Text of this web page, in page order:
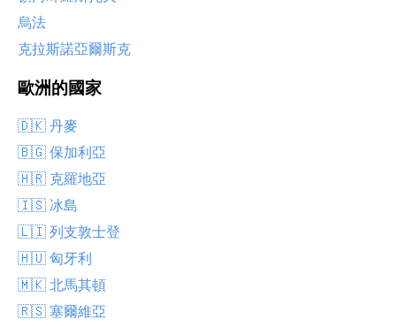
烏法
克拉斯諾亞爾斯克
歐洲的國家
🇩🇰 丹麥
🇧🇬 保加利亞
🇭🇷 克羅地亞
🇮🇸 冰島
🇱🇮 列支敦士登
🇭🇺 匈牙利
🇲🇰 北馬其頓
🇷🇸 塞爾維亞